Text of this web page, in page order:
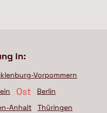
in:
Vorpommern
Ost
Berlin
Anhalt Thüringen